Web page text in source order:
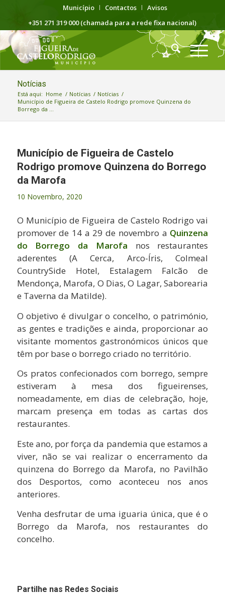
Município Contactos
Avisos
+351 271 319 000 (chamada para a rede fixa nacional)
Notícias
Está aqui: Home / Notícias / Notícias /
Município de Figueira de Castelo Rodrigo promove Quinzena do
Borrego da ...
Município de Figueira de Castelo
Rodrigo promove Quinzena do Borrego
da Marofa
10 Novembro, 2020
O Município de Figueira de Castelo Rodrigo vai
promover de 14 a 29 de novembro a Quinzena
do Borrego da Marofa nos restaurantes
aderentes (A Cerca, Arco-Íris, Colmeal
CountrySide Hotel, Estalagem Falcão de
Mendonça, Marofa, O Dias, O Lagar, Saborearia
e Taverna da Matilde).
O objetivo é divulgar o concelho, o património,
as gentes e tradições e ainda, proporcionar ao
visitante momentos gastronómicos únicos que
têm por base o borrego criado no território.
Os pratos confecionados com borrego, sempre
estiveram à mesa dos figueirenses,
nomeadamente, em dias de celebração, hoje,
marcam presença em todas as cartas dos
restaurantes.
Este ano, por força da pandemia que estamos a
viver, não se vai realizar o encerramento da
quinzena do Borrego da Marofa, no Pavilhão
dos Desportos, como aconteceu nos anos
anteriores.
Venha desfrutar de uma iguaria única, que é o
Borrego da Marofa, nos restaurantes do
concelho.
Partilhe nas Redes Sociais